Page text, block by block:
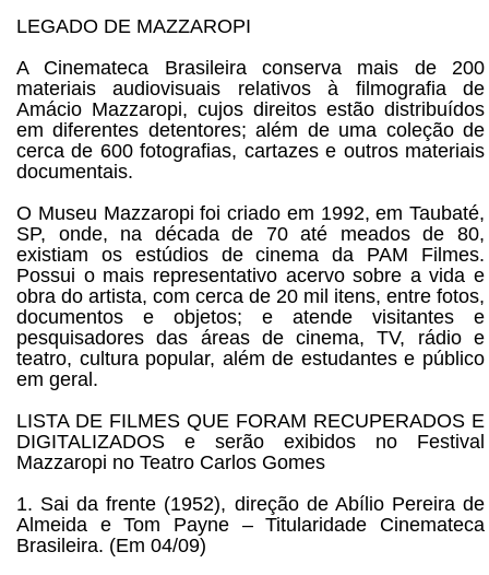
LEGADO DE MAZZAROPI
A Cinemateca Brasileira conserva mais de 200
materiais audiovisuais relativos à filmografia de
Amácio Mazzaropi, cujos direitos estão distribuídos
em diferentes detentores; além de uma coleção de
cerca de 600 fotografias, cartazes e outros materiais
documentais.
O Museu Mazzaropi foi criado em 1992, em Taubaté,
SP, onde, na década de 70 até meados de 80,
existiam os estúdios de cinema da PAM Filmes.
Possui o mais representativo acervo sobre a vida e
obra do artista, com cerca de 20 mil itens, entre fotos,
documentos e objetos; e atende visitantes e
pesquisadores das áreas de cinema, TV, rádio e
teatro, cultura popular, além de estudantes e público
em geral.
LISTA DE FILMES QUE FORAM RECUPERADOS E
DIGITALIZADOS e serão exibidos no Festival
Mazzaropi no Teatro Carlos Gomes
1. Sai da frente (1952), direção de Abílio Pereira de
Almeida e Tom Payne – Titularidade Cinemateca
Brasileira. (Em 04/09)